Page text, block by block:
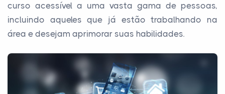
curso acessível a uma vasta gama de pessoas,
incluindo aqueles que já estão trabalhando na
área e desejam aprimorar suas habilidades.